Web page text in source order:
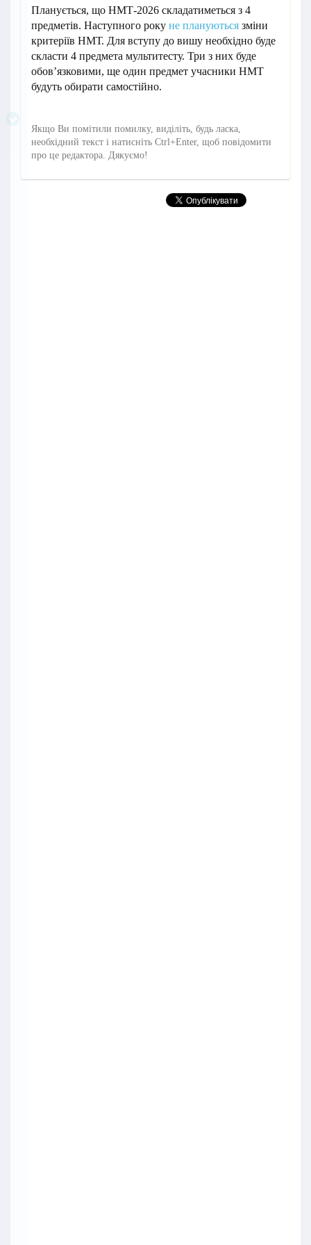
Планується, що НМТ-2026 складатиметься з 4
предметів. Наступного року не плануються зміни
критеріїв НМТ. Для вступу до вишу необхідно буде
скласти 4 предмета мультитесту. Три з них буде
обов’язковими, ще один предмет учасники НМТ
будуть обирати самостійно.
Якщо Ви помітили помилку, виділіть, будь ласка,
необхідний текст і натисніть Ctrl+Enter, щоб повідомити
про це редактора. Дякуємо!